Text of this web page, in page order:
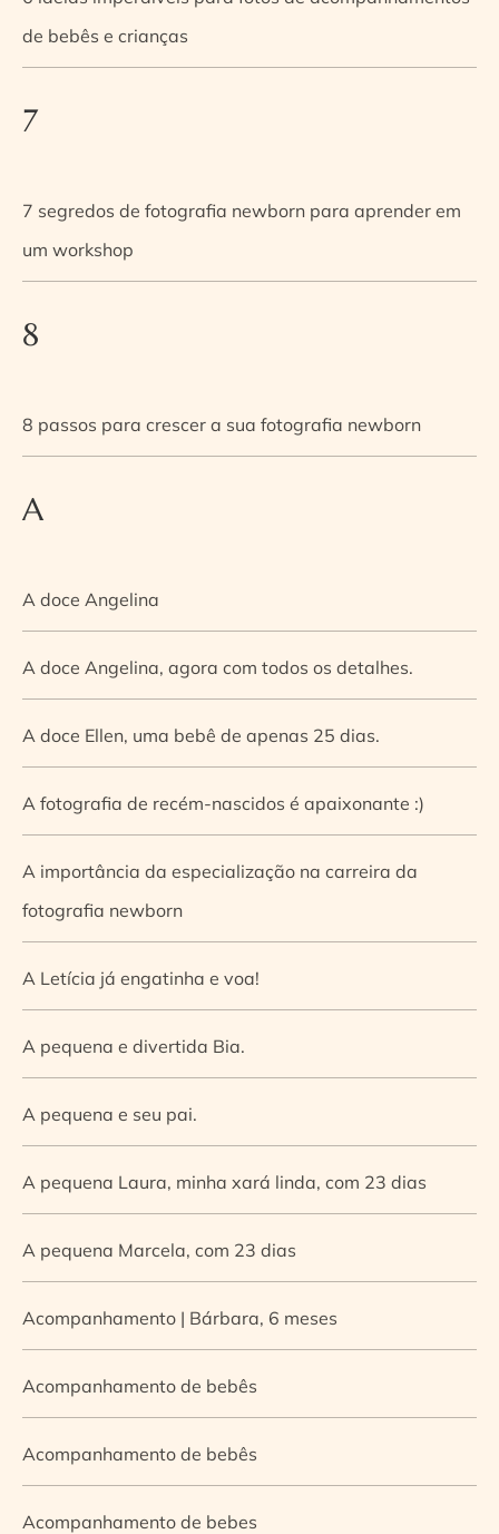
de bebês e crianças
7
7 segredos de fotografia newborn para aprender em
um workshop
8
8 passos para crescer a sua fotografia newborn
A
A doce Angelina
A doce Angelina, agora com todos os detalhes.
A doce Ellen, uma bebê de apenas 25 dias.
A fotografia de recém-nascidos é apaixonante :)
A importância da especialização na carreira da
fotografia newborn
A Letícia já engatinha e voa!
A pequena e divertida Bia.
A pequena e seu pai.
A pequena Laura, minha xará linda, com 23 dias
A pequena Marcela, com 23 dias
Acompanhamento | Bárbara, 6 meses
Acompanhamento de bebês
Acompanhamento de bebês
Acompanhamento de bebes